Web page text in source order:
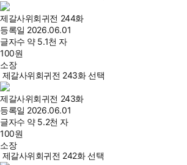
제갈사위회귀전 244화
등록일 2026.06.01
글자수 약 5.1천 자
100원
소장
제갈사위회귀전 243화 선택
제갈사위회귀전 243화
등록일 2026.06.01
글자수 약 5.2천 자
100원
소장
제갈사위회귀전 242화 선택